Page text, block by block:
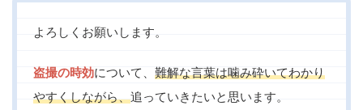
よろしくお願いします。
盗撮の時効について、 難解な言葉は噛み砕いてわかり
やすくしながら、追っていきたいと思います。